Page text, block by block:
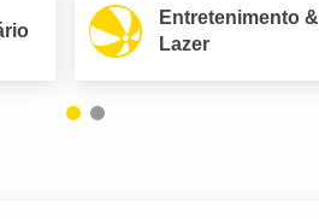
Entretenimento &
Lazer